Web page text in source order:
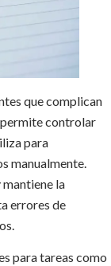
que complican
permite controlar
para
manualmente.
la
errores de
para tareas como